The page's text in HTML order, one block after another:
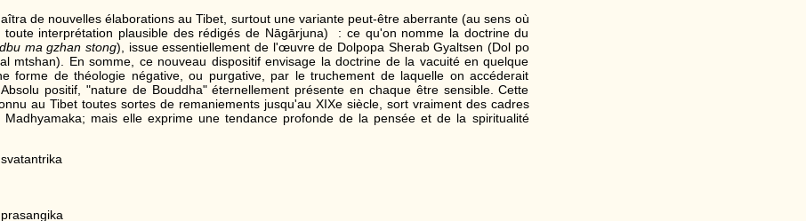
de nouvelles élaborations au Tibet, surtout une variante peut-être aberrante (au sens où
toute interprétation plausible des rédigés de Nāgārjuna) : ce qu'on nomme la doctrine du
ma gzhan stong), issue essentiellement de l'œuvre de Dolpopa Sherab Gyaltsen (Dol po
mtshan). En somme, ce nouveau dispositif envisage la doctrine de la vacuité en quelque
forme de théologie négative, ou purgative, par le truchement de laquelle on accéderait
positif, "nature de Bouddha" éternellement présente en chaque être sensible. Cette
au Tibet toutes sortes de remaniements jusqu'au XIXe siècle, sort vraiment des cadres
mais elle exprime une tendance profonde de la pensée et de la spiritualité